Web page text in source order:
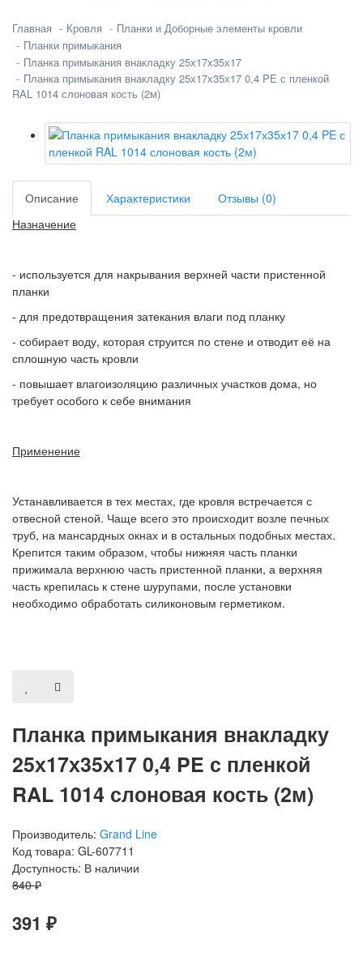
Главная Кровля
Планки и Доборные элементы кровли
Планки примыкания
Планка примыкания внакладку 25х17х35х17
Планка примыкания внакладку 25х17х35х17 0,4 PE с пленкой
RAL 1014 слоновая кость (2м)
Описание Характеристики
Отзывы (0)
Назначение
- используется для накрывания верхней части пристенной
планки
- для предотвращения затекания влаги под планку
- собирает воду, которая струится по стене и отводит её на
сплошную часть кровли
- повышает влагоизоляцию различных участков дома, но
требует особого к себе внимания
Применение
Устанавливается в тех местах, где кровля встречается с
отвесной стеной. Чаще всего это происходит возле печных
труб, на мансардных окнах и в остальных подобных местах.
Крепится таким образом, чтобы нижняя часть планки
прижимала верхнюю часть пристенной планки, а верхняя
часть крепилась к стене шурупами, после установки
необходимо обработать силиконовым герметиком.
Планка примыкания внакладку
25х17х35х17 0,4 PE с пленкой
RAL 1014 слоновая кость (2м)
Производитель: Grand Line
Код товара: GL-607711
Доступность: В наличии
840 ₽
391 ₽